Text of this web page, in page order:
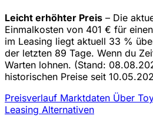
Leicht erhöhter Preis – Die
Einmalkosten von 401 € für
im Leasing liegt aktuell 33 %
der letzten 89 Tage. Wenn du
Warten lohnen. (Stand:
historischen Preise seit
Preisverlauf Marktdaten Über
Leasing Alternativen